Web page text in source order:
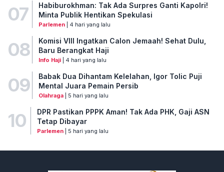
07
Habiburokhman: Tak Ada Surpres Ganti Kapolri!
Minta Publik Hentikan Spekulasi
Parlemen| 4 hari yang lalu
08
Komisi VIII Ingatkan Calon Jemaah! Sehat Dulu,
Baru Berangkat Haji
Info Haji| 4 hari yang lalu
09
Babak Dua Dihantam Kelelahan, Igor Tolic Puji
Mental Juara Pemain Persib
Olahraga| 5 hari yang lalu
10
DPR Pastikan PPPK Aman! Tak Ada PHK, Gaji ASN
Tetap Dibayar
Parlemen| 5 hari yang lalu